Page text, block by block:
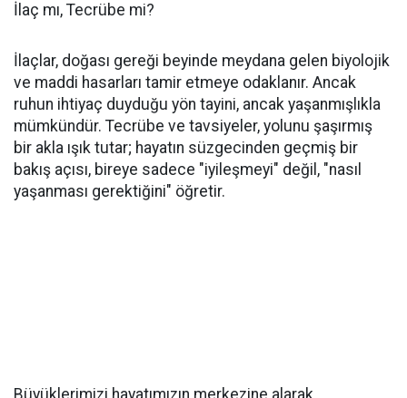
İlaç mı, Tecrübe mi?
İlaçlar, doğası gereği beyinde meydana gelen biyolojik
ve maddi hasarları tamir etmeye odaklanır. Ancak
ruhun ihtiyaç duyduğu yön tayini, ancak yaşanmışlıkla
mümkündür. Tecrübe ve tavsiyeler, yolunu şaşırmış
bir akla ışık tutar; hayatın süzgecinden geçmiş bir
bakış açısı, bireye sadece "iyileşmeyi" değil, "nasıl
yaşanması gerektiğini" öğretir.
Büyüklerimizi hayatımızın merkezine alarak,